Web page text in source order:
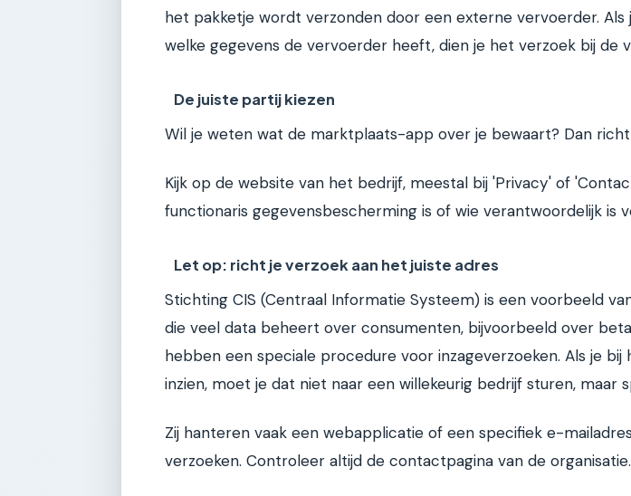
het pakketje wordt verzonden door een externe vervoerder. Als
welke gegevens de vervoerder heeft, dien je het verzoek bij de
De juiste partij kiezen
Wil je weten wat de marktplaats-app over je bewaart? Dan
Kijk op de website van het bedrijf, meestal bij 'Privacy' of
functionaris gegevensbescherming is of wie verantwoordelijk is
Let op: richt je verzoek aan het juiste adres
Stichting CIS (Centraal Informatie Systeem) is een voorbeeld
die veel data beheert over consumenten, bijvoorbeeld over
hebben een speciale procedure voor inzageverzoeken. Als je bij
inzien, moet je dat niet naar een willekeurig bedrijf sturen, maar
Zij hanteren vaak een webapplicatie of een specifiek e-
verzoeken. Controleer altijd de contactpagina van de organisatie.